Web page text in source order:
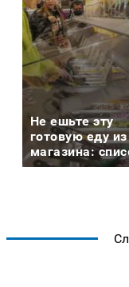
Не ешьте эту
готовую еду из
магазина: